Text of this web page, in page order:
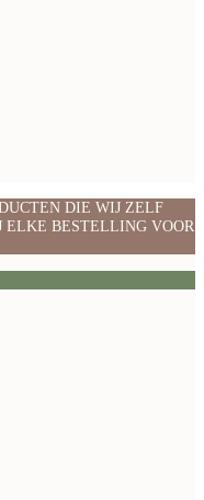
DIE WIJ ZELF
ELKE BESTELLING VOOR